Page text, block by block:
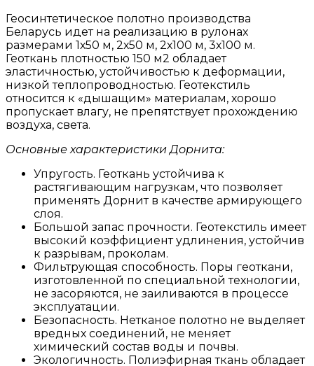
Геосинтетическое полотно производства
Беларусь идет на реализацию в рулонах
размерами 1х50 м, 2х50 м, 2х100 м, 3х100 м.
Геоткань плотностью 150 м2 обладает
эластичностью, устойчивостью к деформации,
низкой теплопроводностью. Геотекстиль
относится к «дышащим» материалам, хорошо
пропускает влагу, не препятствует прохождению
воздуха, света.
Основные характеристики Дорнита:
Упругость. Геоткань устойчива к
растягивающим нагрузкам, что позволяет
применять Дорнит в качестве армирующего
слоя.
Большой запас прочности. Геотекстиль имеет
высокий коэффициент удлинения, устойчив
к разрывам, проколам.
Фильтрующая способность. Поры геоткани,
изготовленной по специальной технологии,
не засоряются, не заиливаются в процессе
эксплуатации.
Безопасность. Нетканое полотно не выделяет
вредных соединений, не меняет
химический состав воды и почвы.
Экологичность. Полиэфирная ткань обладает